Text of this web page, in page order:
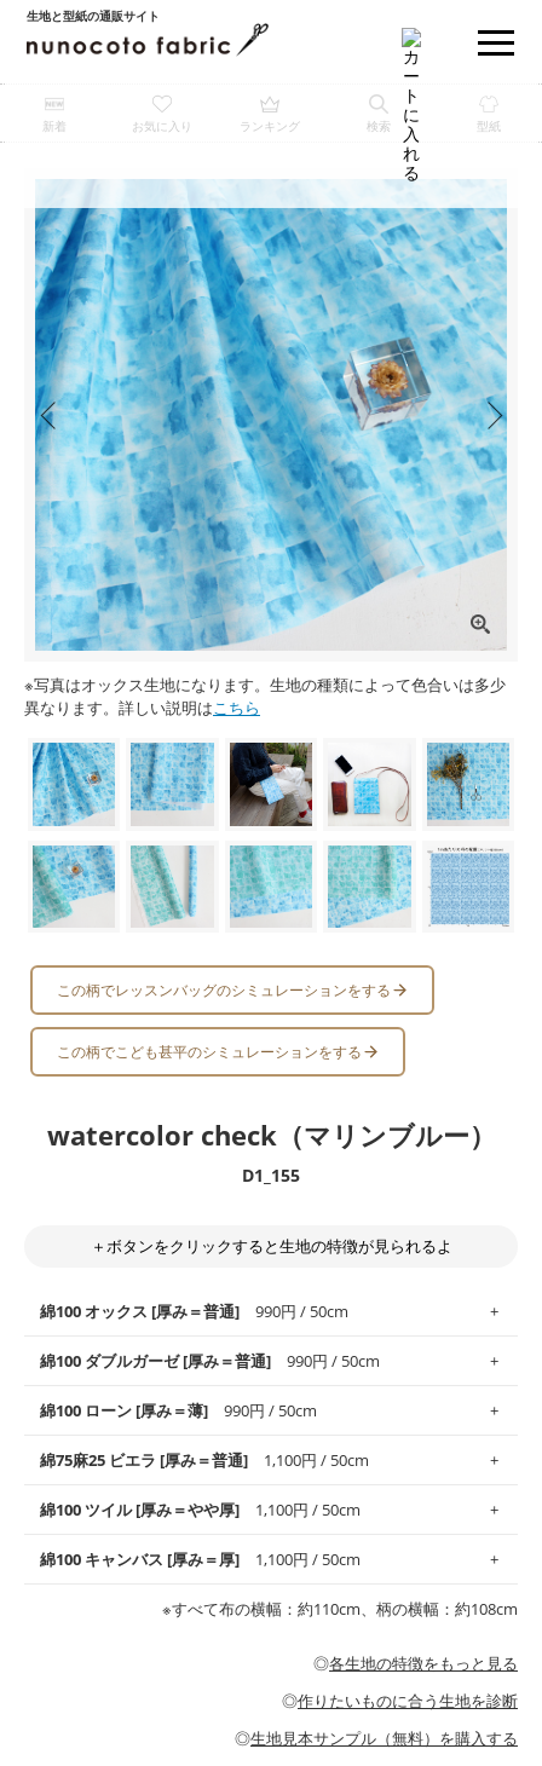
生地と型紙の通販サイト
新着 お気に入り ランキング 検索 型紙
※写真はオックス生地になります。生地の種類によって色合いは多少
異なります。詳しい説明はこちら
この柄でレッスンバッグのシミュレーションをする
この柄でこども甚平のシミュレーションをする
watercolor check（マリンブルー）
D1_155
＋ボタンをクリックすると生地の特徴が見られるよ
綿100 オックス [厚み＝普通] 990円 / 50cm
使いやすさNo.1！しなやかさと適度な張りを併せ持ち、通気性の
高さがオックス生地の特徴です。当サイトのオックス生地は、
般にお使いいただけます。
※レッスンバッグ、上履き袋などの通園通学グッズにはツイル生
・布団カバーなどの寝具、カーテン
綿100 ダブルガーゼ [厚み＝普通] 990円 / 50cm
柔らかくふんわりとした肌触りが特徴です。ベビー用品やハンカ
チなど直接肌に触れるアイテムに最適です。高い吸湿性・通気性
す。
・スタイ、おくるみなどのベビーグッズ
・ブラウス、チュニック、ワンピースなどの洋服
・パジャマなどの寝具
綿100 ローン [厚み＝薄] 990円 / 50cm
上質で薄手の平織りの生地です。軽やかさとなめらかな手触りの
良さが魅力。透け感があるので、涼しげなトップスなどに最適で
・ブラウス、シャツ、チュニックなどのトップス
綿75麻25 ビエラ [厚み＝普通] 1,100円 / 50cm
コットン75％リネン25％の当店のビエラ生地は、オックス生地よ
りもふんわりとした柔らかい質感と適度な落ち感を感じられるの
綿100 ツイル [厚み＝やや厚] 1,100円 / 50cm
綾織りの生地です。しっかりとした張りと厚みがありながらも柔
らかいのが特徴です。生地の厚みは中厚手です。1枚でも透け感
・カーテン、エプロン、テーブルクロスなどの暮らしのアイテム
・パンツ、タックスカートなどのボトムス
綿100 キャンバス [厚み＝厚] 1,100円 / 50cm
耐久性があります。トートバッグ・ポーチ・ペンケースなどの布
小物、インテリア用品に向いています。
※すべて布の横幅：約110cm、柄の横幅：約108cm
◎各生地の特徴をもっと見る
◎作りたいものに合う生地を診断
◎生地見本サンプル（無料）を購入する